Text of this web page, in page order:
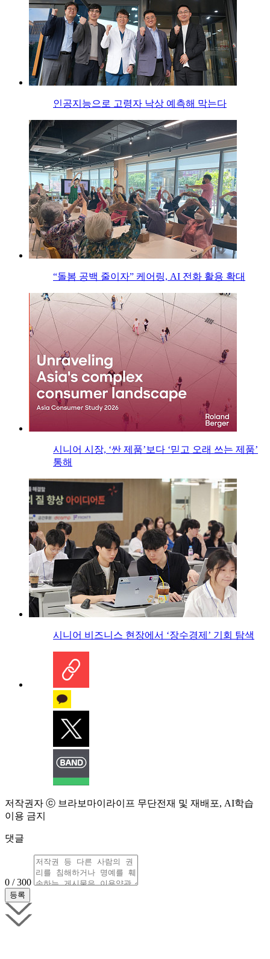
인공지능으로 고령자 낙상 예측해 막는다
“돌봄 공백 줄이자” 케어링, AI 전화 활용 확대
시니어 시장, ‘싼 제품’보다 ‘믿고 오래 쓰는 제품’
통해
시니어 비즈니스 현장에서 ‘장수경제’ 기회 탐색
저작권자 ⓒ 브라보마이라이프 무단전재 및 재배포, AI학습
이용 금지
댓글
0 / 300